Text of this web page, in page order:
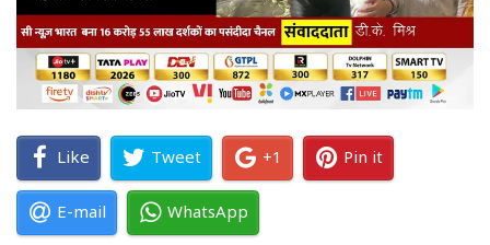
Like Tweet +1 Pin it
E-mail WhatsApp